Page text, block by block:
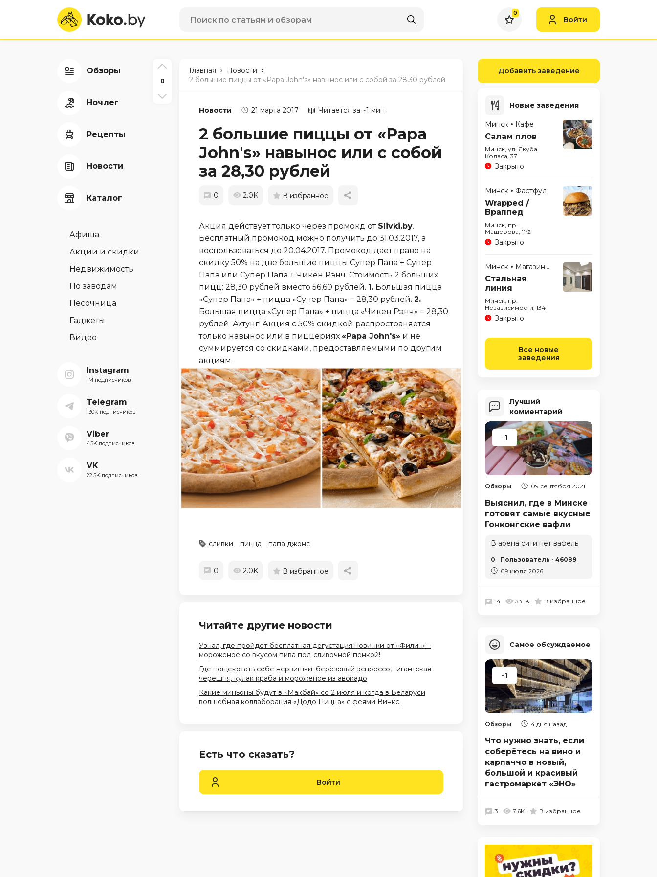
0
Войти
Обзоры
Ночлег
Рецепты
Новости
Каталог
Афиша
Акции и скидки
Недвижимость
По заводам
Песочница
Гаджеты
Видео
Instagram
1M подписчиков
Telegram
130K подписчиков
Viber
45K подписчиков
VK
22.5K подписчиков
0
Главная - Новости -
2 большие пиццы от «Papa John's» навынос или с собой за 28,30 рублей
Новости 21 марта 2017 Читается за ~1 мин
2 большие пиццы от «Papa
John's» навынос или с собой
за 28,30 рублей
0 2.0K В избранное
Акция действует только через промокд от Slivki.by.
Бесплатный промокод можно получить до 31.03.2017, а
воспользоваться до 20.04.2017. Промокод дает право на
скидку 50% на две большие пиццы Супер Папа + Супер
Папа или Супер Папа + Чикен Рэнч. Стоимость 2 больших
пицц: 28,30 рублей вместо 56,60 рублей. 1. Большая пицца
«Супер Папа» + пицца «Супер Папа» = 28,30 рублей. 2.
Большая пицца «Супер Папа» + пицца «Чикен Рэнч» = 28,30
рублей. Ахтунг! Акция с 50% скидкой распространяется
только навынос или в пиццериях «Papa John's» и не
суммируется со скидками, предоставляемыми по другим
акциям.
сливки пицца папа джонс
0 2.0K В избранное
Читайте другие новости
Узнал, где пройдёт бесплатная дегустация новинки от «Филин» -
мороженое со вкусом пива под сливочной пенкой!
Где пощекотать себе нервишки: берёзовый эспрессо, гигантская
черешня, кулак краба и мороженое из авокадо
Какие миньоны будут в «Макбай» со 2 июля и когда в Беларуси
волшебная коллаборация «Додо Пицца» с феями Винкс
Есть что сказать?
Войти
Добавить заведение
Новые заведения
Минск Кафе
Салам плов
Минск, ул. Якуба
Коласа, 37
Закрыто
Минск Фастфуд
Wrapped /
Враппед
Минск, пр.
Машерова, 11/2
Закрыто
Минск Магазины
Стальная
линия
Минск, пр.
Независимости, 134
Закрыто
Все новые
заведения
Лучший
комментарий
-1
Обзоры 09 сентября 2021
Выяснил, где в Минске
готовят самые вкусные
Гонконгские вафли
В арена сити нет вафель
0
Пользователь - 46089
09 июля 2026
14 33.1K В избранное
Самое обсуждаемое
-1
Обзоры 4 дня назад
Что нужно знать, если
соберётесь на вино и
карпаччо в новый,
большой и красивый
гастромаркет «ЭНО»
3 7.6K В избранное